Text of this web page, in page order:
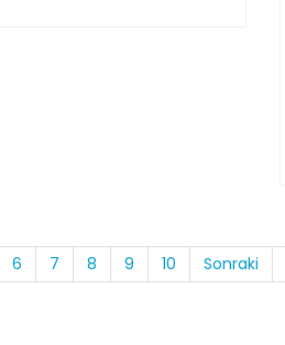
6 7 8 9 10 Sonraki